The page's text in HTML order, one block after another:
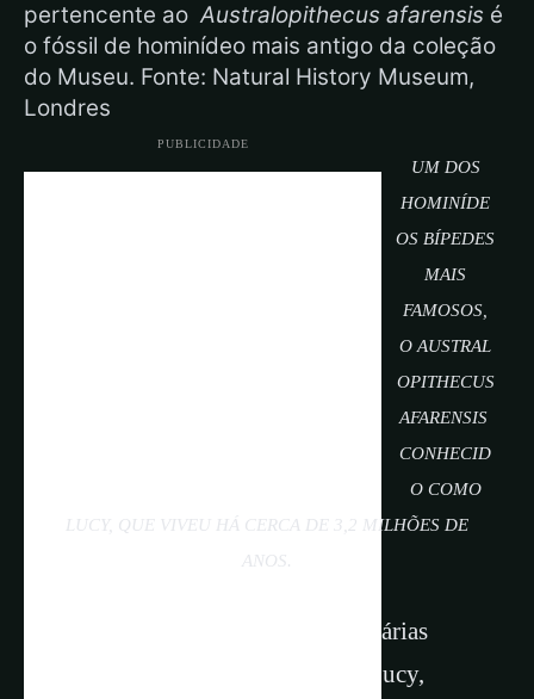
pertencente aoAustralopithecus afarensis é
o fóssil de hominídeo mais antigo da coleção
do Museu. Fonte: Natural History Museum,
Londres
PUBLICIDADE
UM DOS
HOMINÍDE
OS BÍPEDES
MAIS
FAMOSOS,
OAUSTRAL
OPITHECUS
AFARENSIS
CONHECID
O COMO
LUCY, QUE VIVEU HÁ CERCA DE 3,2 MILHÕES DE
ANOS.
Há cerca de dois milhões de anos, várias
espécies de australopitecos, como Lucy,